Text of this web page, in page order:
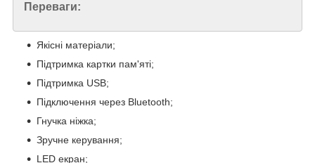
Переваги:
Якісні матеріали;
Підтримка картки пам'яті;
Підтримка USB;
Підключення через Bluetooth;
Гнучка ніжка;
Зручне керування;
LED екран;